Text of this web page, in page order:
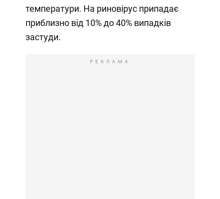
температури. На риновірус припадає
приблизно від 10% до 40% випадків
застуди.
РЕКЛАМА